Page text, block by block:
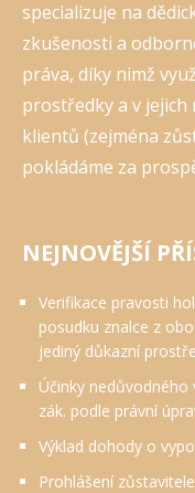
specializuje na
zkušenosti a
práva, díky nimž
prostředky a v jejich
klientů (zejména
pokládáme za
NEJNOVĚJŠÍ
Verifikace pravosti
posudku znalce z
jediný důkazní
Účinky nedůvodného
zák. podle právní
Výklad dohody o
Prohlášení